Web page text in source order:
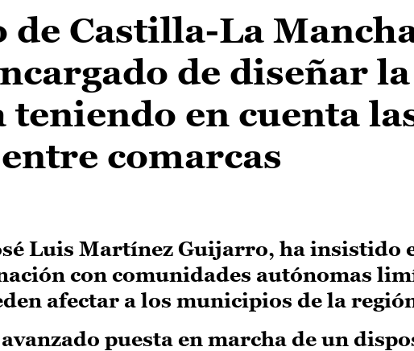
de Castilla-La
de diseñar la
teniendo en cuenta
comarcas
Luis Martínez Guijarro, ha insistido
con comunidades autónomas
afectar a los municipios de la
puesta en marcha de un